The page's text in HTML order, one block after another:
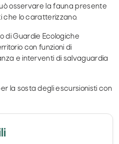
osservare la fauna presente
che lo caratterizzano.
di Guardie Ecologiche
con funzioni di
e interventi di salvaguardia
la sosta degli escursionisti con